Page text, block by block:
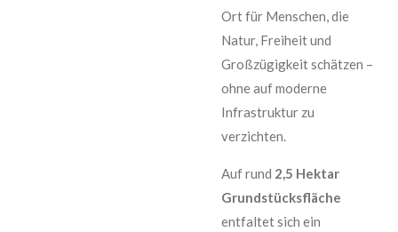
Ort für Menschen, die
Natur, Freiheit und
Großzügigkeit schätzen –
ohne auf moderne
Infrastruktur zu
verzichten.
Auf rund 2,5 Hektar
Grundstücksfläche
entfaltet sich ein